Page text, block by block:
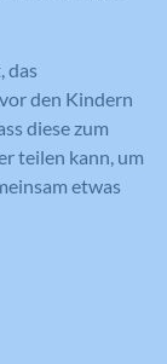
das
den Kindern
diese zum
teilen kann, um
etwas